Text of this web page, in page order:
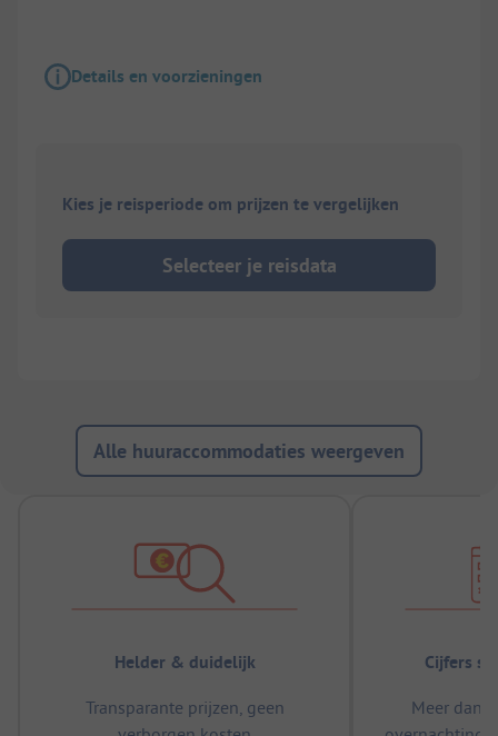
Details en voorzieningen
Kies je reisperiode om prijzen te vergelijken
Selecteer je reisdata
Alle huuraccommodaties weergeven
Helder & duidelijk
Transparante prijzen, geen
Cijfers
Meer dan